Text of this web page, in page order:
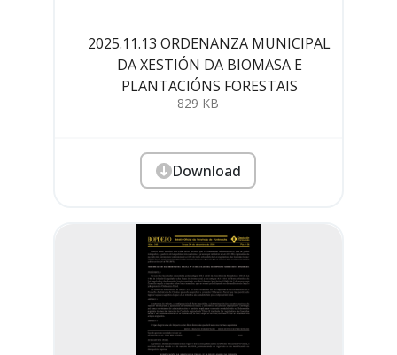
2025.11.13 ORDENANZA MUNICIPAL
DA XESTIÓN DA BIOMASA E
PLANTACIÓNS FORESTAIS
829 KB
Download